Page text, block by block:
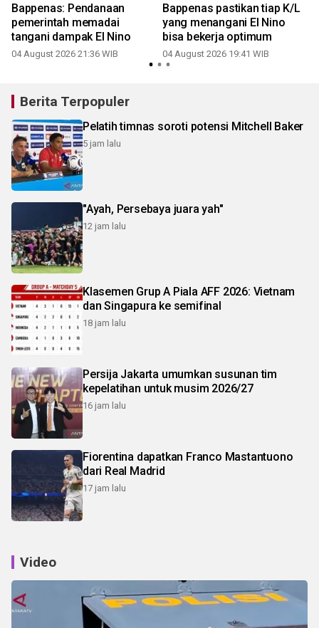
Bappenas: Pendanaan
pemerintah memadai
tangani dampak El Nino
04 August 2026 21:36 WIB
Bappenas pastikan tiap K/L
yang menangani El Nino
bisa bekerja optimum
04 August 2026 19:41 WIB
Berita Terpopuler
Pelatih timnas soroti potensi Mitchell Baker
5 jam lalu
"Ayah, Persebaya juara yah"
12 jam lalu
Klasemen Grup A Piala AFF 2026: Vietnam
dan Singapura ke semifinal
18 jam lalu
Persija Jakarta umumkan susunan tim
kepelatihan untuk musim 2026/27
16 jam lalu
Fiorentina dapatkan Franco Mastantuono
dari Real Madrid
17 jam lalu
Video